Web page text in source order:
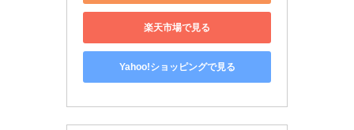
楽天市場で見る
Yahoo!ショッピングで見る